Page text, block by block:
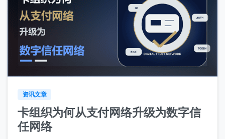
0
资讯文章
卡组织为何从支付网络升级为数字信
任网络